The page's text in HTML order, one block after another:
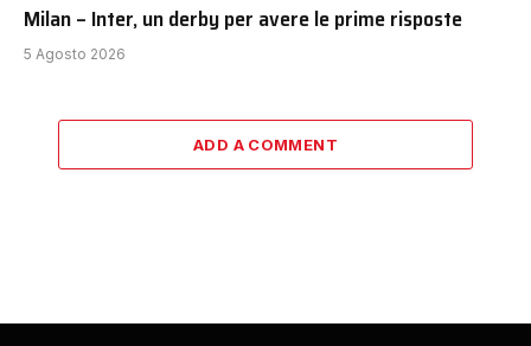
Milan – Inter, un derby per avere le prime risposte
5 Agosto 2026
ADD A COMMENT